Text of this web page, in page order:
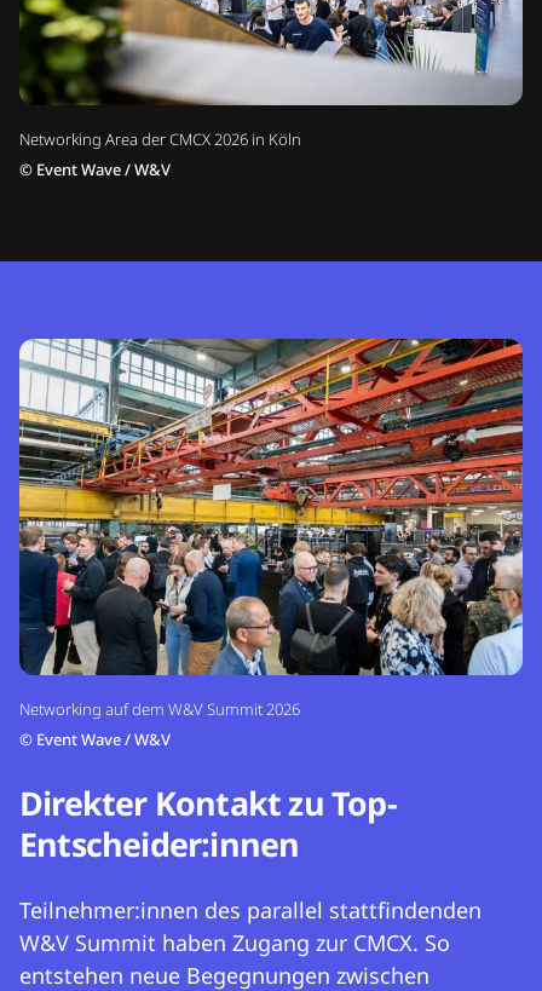
Networking Area der CMCX 2026 in Köln
© Event Wave / W&V
Networking auf dem W&V Summit 2026
© Event Wave / W&V
Direkter Kontakt zu Top-
Entscheider:innen
Teilnehmer:innen des parallel stattfindenden
W&V Summit haben Zugang zur CMCX. So
entstehen neue Begegnungen zwischen